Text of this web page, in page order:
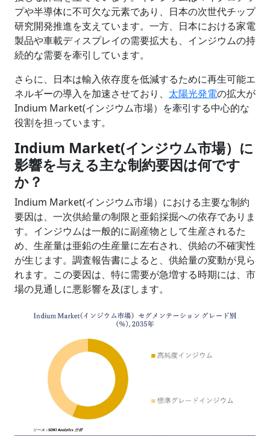
プや半導体に不可欠な元素であり、日本の次世代チップ
研究開発推進を支えています。一方、日本における家電
製品や車載ディスプレイの需要拡大も、インジウムの持
続的な需要を牽引しています。
さらに、日本は輸入依存度を低減するために再生可能エ
ネルギーの導入を加速させており、 太陽光発電の拡大が
Indium Market(インジウム市場）を牽引する中心的な
役割を担っています。
Indium Market(インジウム市場）に
影響を与える主な制約要因は何です
か？
Indium Market(インジウム市場）における主要な制約
要因は、一次供給量の制限と亜鉛採掘への依存でありま
す。インジウムは一般的に副産物として生産されるた
め、生産量は亜鉛の生産量に左右され、供給の不確実性
が生じます。調査報告書によると、供給量の変動が見ら
れます。この要因は、特に需要が急増する時期には、市
場の見通しに悪影響を及ぼします。